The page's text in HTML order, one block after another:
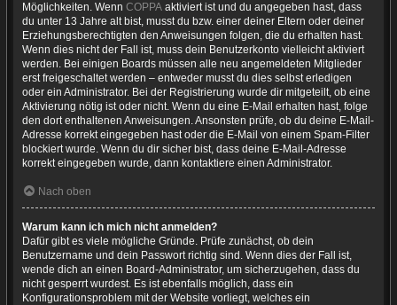
Möglichkeiten. Wenn COPPA aktiviert ist und du angegeben hast, dass
du unter 13 Jahre alt bist, musst du bzw. einer deiner Eltern oder deiner
Erziehungsberechtigten den Anweisungen folgen, die du erhalten hast.
Wenn dies nicht der Fall ist, muss dein Benutzerkonto vielleicht aktiviert
werden. Bei einigen Boards müssen alle neu angemeldeten Mitglieder
erst freigeschaltet werden – entweder musst du dies selbst erledigen
oder ein Administrator. Bei der Registrierung wurde dir mitgeteilt, ob eine
Aktivierung nötig ist oder nicht. Wenn du eine E-Mail erhalten hast, folge
den dort enthaltenen Anweisungen. Ansonsten prüfe, ob du deine E-Mail-
Adresse korrekt eingegeben hast oder die E-Mail von einem Spam-Filter
blockiert wurde. Wenn du dir sicher bist, dass deine E-Mail-Adresse
korrekt eingegeben wurde, dann kontaktiere einen Administrator.
Nach oben
Warum kann ich mich nicht anmelden?
Dafür gibt es viele mögliche Gründe. Prüfe zunächst, ob dein
Benutzername und dein Passwort richtig sind. Wenn dies der Fall ist,
wende dich an einen Board-Administrator, um sicherzugehen, dass du
nicht gesperrt wurdest. Es ist ebenfalls möglich, dass ein
Konfigurationsproblem mit der Website vorliegt, welches ein